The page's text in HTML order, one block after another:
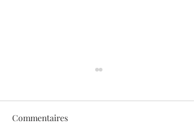
Commentaires